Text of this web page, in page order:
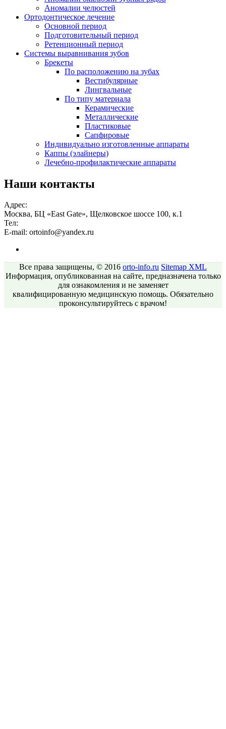
Аномалии челюстей
Ортодонтическое лечение
Основной период
Подготовительный период
Ретенционный период
Системы выравнивания зубов
Брекеты
По расположению на зубах
Вестибулярные
Лингвальные
По типу материала
Керамические
Металлические
Пластиковые
Сапфировые
Индивидуально изготовленные аппараты
Каппы (элайнеры)
Лечебно-профилактические аппараты
Наши контакты
Адрес:
Москва, БЦ «East Gate», Щелковское шоссе 100, к.1
Тел:
E-mail: ortoinfo@yandex.ru
Все права защищены, © 2016 orto-info.ru Sitemap XML
Информация, опубликованная на сайте, предназначена только
для ознакомления и не заменяет
квалифицированную медицинскую помощь. Обязательно
проконсультируйтесь с врачом!